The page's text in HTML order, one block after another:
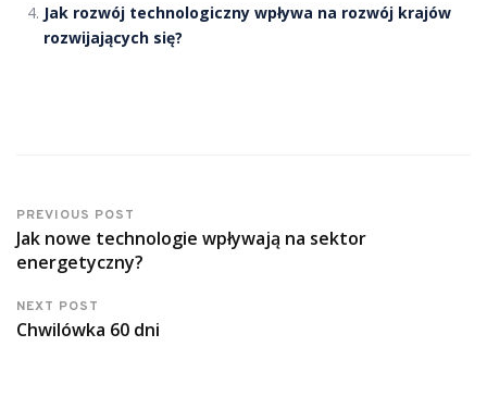
Jak rozwój technologiczny wpływa na rozwój krajów
rozwijających się?
PREVIOUS POST
Jak nowe technologie wpływają na sektor
energetyczny?
NEXT POST
Chwilówka 60 dni